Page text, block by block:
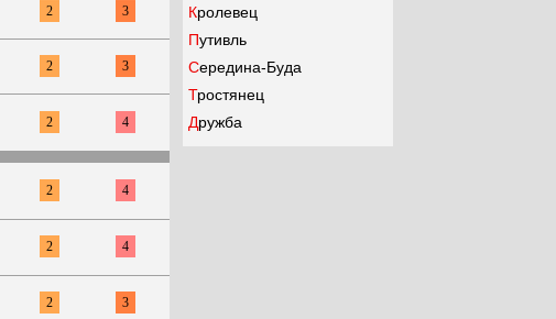
2 3
2 3
2 4
2 4
2 4
2 3
Кролевец
Путивль
Середина-Буда
Тростянец
Дружба